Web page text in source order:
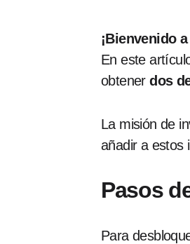
¡Bienvenido
En este
obtenerdos
La misión de
añadir a estos
Pasos
Para